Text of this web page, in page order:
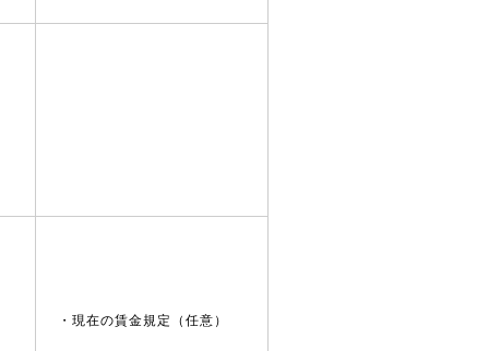
・現在の賃金規定（任意）